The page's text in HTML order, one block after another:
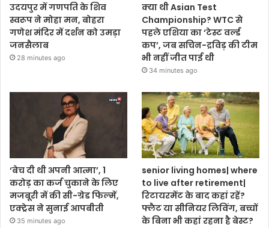
उदयपुर में गणपति के शिव
स्वरूप ने मोहा मन, बोहरा
गणेश मंदिर में दर्शन को उमड़ा
जनसैलाब
28 minutes ago
क्या थी Asian Test
Championship? WTC से
पहले एशिया का ‘टेस्ट वर्ल्ड
कप’, जब सचिन-द्रविड़ की टीम
भी नहीं जीत पाई थी
34 minutes ago
‘बेच दी थी अपनी आत्मा’, 1
करोड़ का कर्ज चुकाने के लिए
मजबूरी में की सी-ग्रेड फिल्में,
एक्ट्रेस ने सुनाई आपबीती
35 minutes ago
senior living homes| where
to live after retirement|
रिटायरमेंट के बाद कहां रहें?
फ्लैट या सीनियर लिविंग, बच्चों
के बिना भी कहां रहना है बेस्ट?